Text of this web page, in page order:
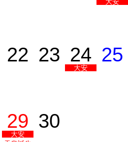
22 23 24
大安
25
29
大安
30